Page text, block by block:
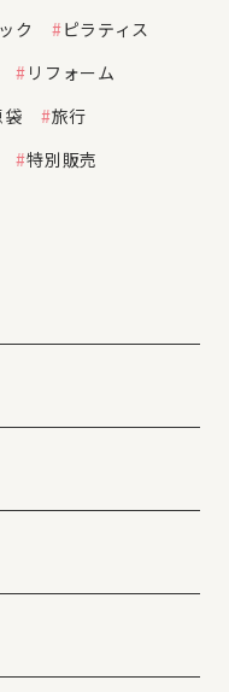
ク
ピラティス
リフォーム
袋
旅行
特別販売